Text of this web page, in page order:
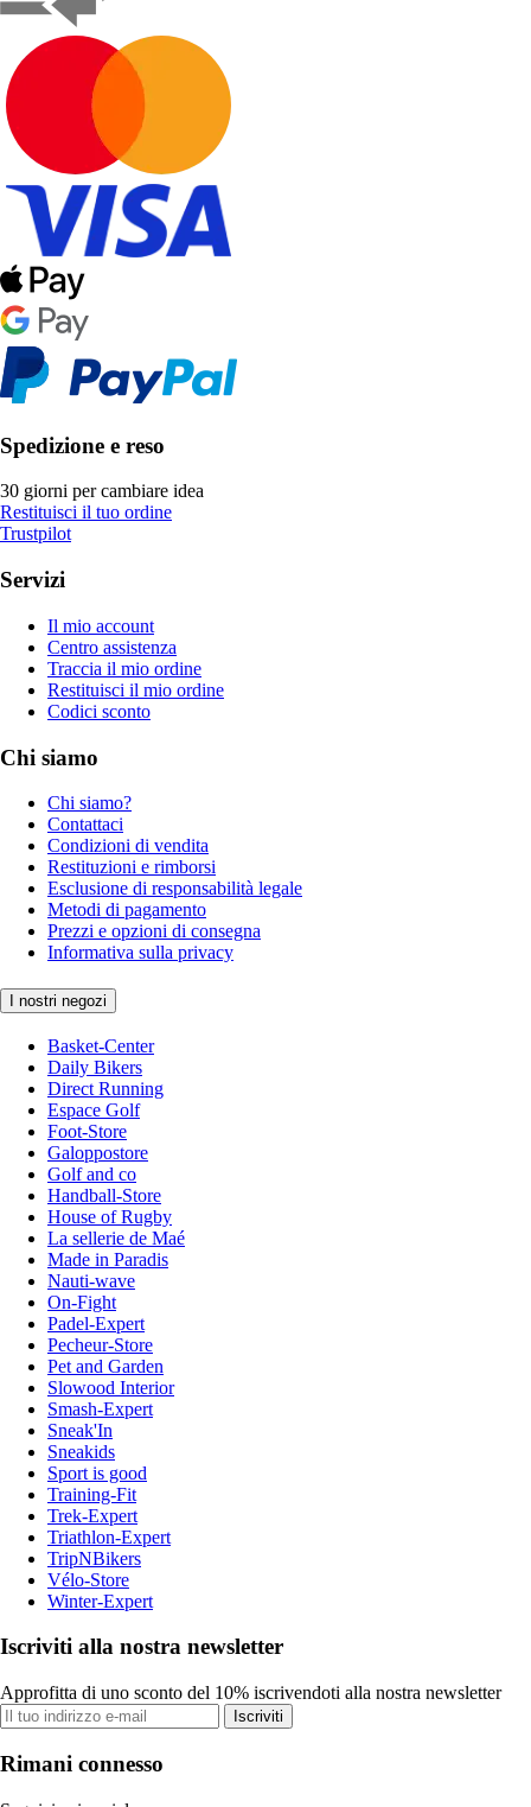
Spedizione e reso
30 giorni per cambiare idea
Restituisci il tuo ordine
Trustpilot
Servizi
Il mio account
Centro assistenza
Traccia il mio ordine
Restituisci il mio ordine
Codici sconto
Chi siamo
Chi siamo?
Contattaci
Condizioni di vendita
Restituzioni e rimborsi
Esclusione di responsabilità legale
Metodi di pagamento
Prezzi e opzioni di consegna
Informativa sulla privacy
I nostri negozi
Basket-Center
Daily Bikers
Direct Running
Espace Golf
Foot-Store
Galoppostore
Golf and co
Handball-Store
House of Rugby
La sellerie de Maé
Made in Paradis
Nauti-wave
On-Fight
Padel-Expert
Pecheur-Store
Pet and Garden
Slowood Interior
Smash-Expert
Sneak'In
Sneakids
Sport is good
Training-Fit
Trek-Expert
Triathlon-Expert
TripNBikers
Vélo-Store
Winter-Expert
Iscriviti alla nostra newsletter
Approfitta di uno sconto del 10% iscrivendoti alla nostra newsletter
Iscriviti
Rimani connesso